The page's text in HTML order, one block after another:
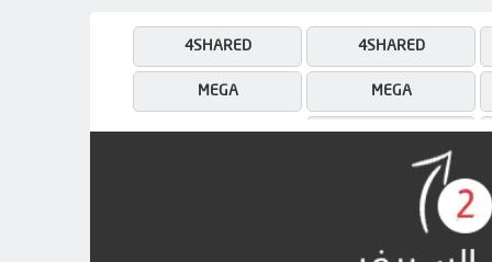
MP4UPLOAD
MEGA
MEGA
4SHARED
4SHARED